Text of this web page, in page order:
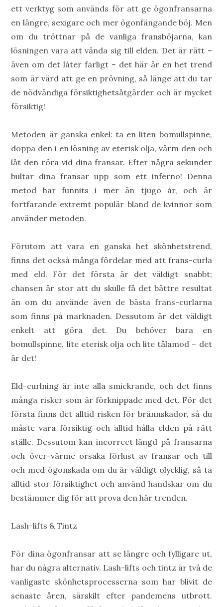
ett verktyg som används för att ge ögonfransarna
en längre, sexigare och mer ögonfängande böj. Men
om du tröttnar på de vanliga fransböjarna, kan
lösningen vara att vända sig till elden. Det är rätt –
även om det låter farligt – det här är en het trend
som är värd att ge en prövning, så länge att du tar
de nödvändiga försiktighetsåtgärder och är mycket
försiktig!
Metoden är ganska enkel: ta en liten bomullspinne,
doppa den i en lösning av eterisk olja, värm den och
låt den röra vid dina fransar. Efter några sekunder
bultar dina fransar upp som ett inferno! Denna
metod har funnits i mer än tjugo år, och är
fortfarande extremt populär bland de kvinnor som
använder metoden.
Förutom att vara en ganska het skönhetstrend,
finns det också många fördelar med att frans-curla
med eld. För det första är det väldigt snabbt;
chansen är stor att du skulle få det bättre resultat
än om du använde även de bästa frans-curlarna
som finns på marknaden. Dessutom är det väldigt
enkelt att göra det. Du behöver bara en
bomullspinne, lite eterisk olja och lite tålamod – det
är det!
Eld-curlning är inte alla smickrande, och det finns
många risker som är förknippade med det. För det
första finns det alltid risken för brännskador, så du
måste vara försiktig och alltid hålla elden på rätt
ställe. Dessutom kan incorrect längd på fransarna
och över-värme orsaka förlust av fransar och till
och med ögonskada om du är väldigt olycklig, så ta
alltid stor försiktighet och använd handskar om du
bestämmer dig för att prova den här trenden.
Lash-lifts & Tintz
För dina ögonfransar att se längre och fylligare ut,
har du några alternativ. Lash-lifts och tintz är två de
vanligaste skönhetsprocesserna som har blivit de
senaste åren, särskilt efter pandemens utbrott.